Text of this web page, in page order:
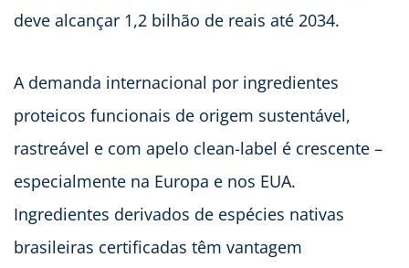
deve alcançar 1,2 bilhão de reais até 2034.
A demanda internacional por ingredientes
proteicos funcionais de origem sustentável,
rastreável e com apelo clean-label é crescente –
especialmente na Europa e nos EUA.
Ingredientes derivados de espécies nativas
brasileiras certificadas têm vantagem